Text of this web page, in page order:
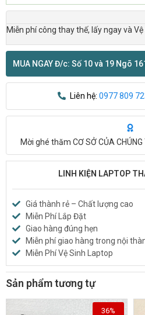
Miễn phí công thay thế, lấy ngay và
MUA NGAY Đ/c: Số 10 và 19 Ngõ
Liên hệ: 0977 809
Mời ghé thăm CƠ SỞ CỦA CHÚNG
LINH KIỆN LAPTOP
Giá thành rẻ – Chất lượng cao
Miễn Phí Lắp Đặt
Giao hàng đúng hẹn
Miễn phí giao hàng trong nội
Miễn Phí Vệ Sinh Laptop
Sản phẩm tương tự
36%